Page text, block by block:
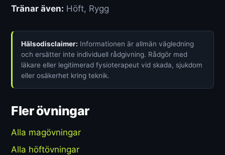
Tränar även: Höft, Rygg
Hälsodisclaimer: Informationen är allmän vägledning
och ersätter inte individuell rådgivning. Rådgör med
läkare eller legitimerad fysioterapeut vid skada, sjukdom
eller osäkerhet kring teknik.
Fler övningar
Alla magövningar
Alla höftövningar